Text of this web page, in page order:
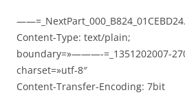
Content-Type: text/plain;
boundary=»———-=_1351202007-
charset=»utf-8″
Content-Transfer-Encoding: 7bit